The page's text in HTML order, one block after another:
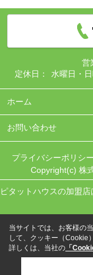
営
定休日：
水曜日・
ホーム
お問い合わせ
プライバシーポリシー
Copyright(c) 株
ピタットハウスの加盟
当サイトでは、お客様の
して、クッキー（Cookie
詳しくは、当社の 「